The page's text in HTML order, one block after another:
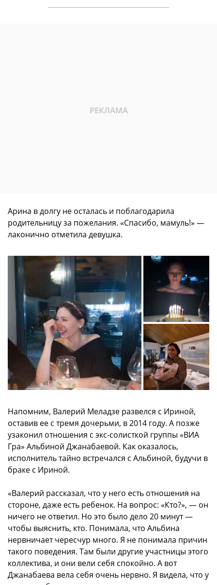
Арина в долгу не осталась и поблагодарила
родительницу за пожелания. «Спасибо, мамуль!» —
лаконично отметила девушка.
Напомним, Валерий Меладзе развелся с Ириной,
оставив ее с тремя дочерьми, в 2014 году. А позже
узаконил отношения с экс-солисткой группы «ВИА
Гра» Альбиной Джанабаевой. Как оказалось,
исполнитель тайно встречался с Альбиной, будучи в
браке с Ириной.
«Валерий рассказал, что у него есть отношения на
стороне, даже есть ребенок. На вопрос: «Кто?», — он
ничего не ответил. Но это было дело 20 минут —
чтобы выяснить, кто. Понимала, что Альбина
нервничает чересчур много. Я не понимала причин
такого поведения. Там были другие участницы этого
коллектива, и они вели себя спокойно. А вот
Джанабаева вела себя очень нервно. Я видела, что у